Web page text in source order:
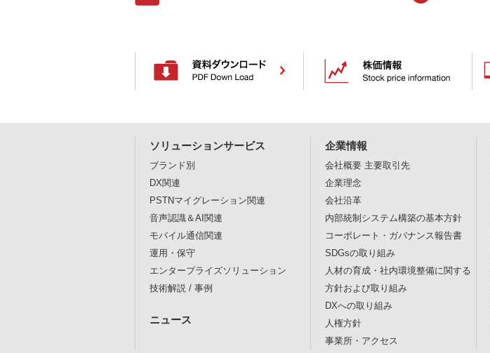
ソリューションサービス
ブランド別
DX関連
PSTNマイグレーション関連
音声認識＆AI関連
モバイル通信関連
運用・保守
エンタープライズソリューション
技術解説 / 事例
ニュース
企業情報
会社概要 主要取引先
企業理念
会社沿革
内部統制システム構築の基本方針
コーポレート・ガバナンス報告書
SDGsの取り組み
人材の育成・社内環境整備に関する
方針および取り組み
DXへの取り組み
人権方針
事業所・アクセス